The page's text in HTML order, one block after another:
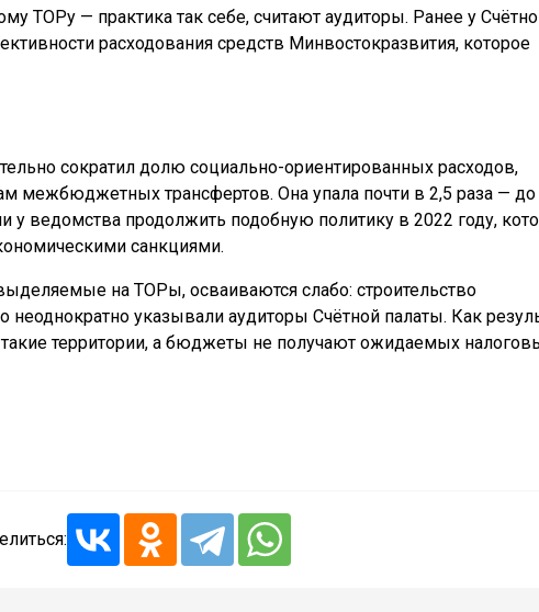
ТОРу — практика так себе, считают аудиторы. Ранее у
расходования средств Минвостокразвития, которое
сократил долю социально-ориентированных расходов,
межбюджетных трансфертов. Она упала почти в 2,5 раза — до
у ведомства продолжить подобную политику в 2022 году,
санкциями.
на ТОРы, осваиваются слабо: строительство
неоднократно указывали аудиторы Счётной палаты. Как
такие территории, а бюджеты не получают ожидаемых